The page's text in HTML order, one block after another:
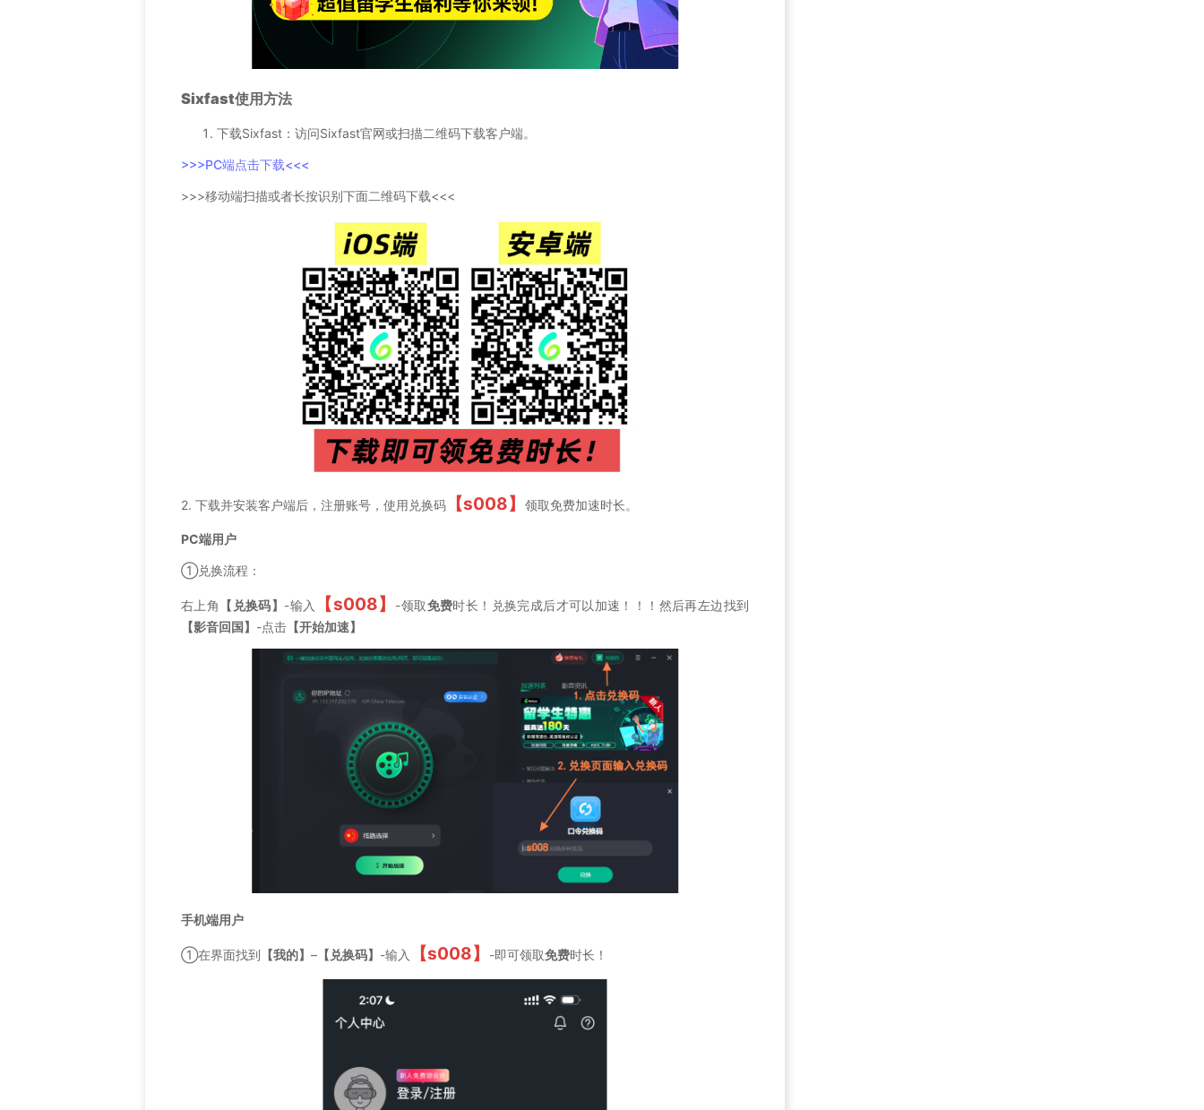
Sixfast使用方法
下载Sixfast：访问Sixfast官网或扫描二维码下载客户端。
>>>PC端点击下载<<<
>>>移动端扫描或者长按识别下面二维码下载<<<
2. 下载并安装客户端后，注册账号，使用兑换码 【s008】 领取免费加速时长。
PC端用户
①兑换流程：
右上角 【兑换码】 -输入 【s008】 -领取免费时长！兑换完成后才可以加速！！！然后再左边找到
【影音回国】 -点击 【开始加速】
手机端用户
①在界面找到 【我的】 – 【兑换码】 -输入 【s008】 -即可领取免费时长！